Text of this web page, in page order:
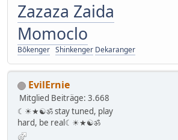
Zazaza Zaida
Momoclo
Bōkenger Shinkenger Dekaranger
EvilErnie
Mitglied Beiträge: 3.668
☾☀★☯ॐ stay tuned, play
hard, be real☾☀★☯ॐ